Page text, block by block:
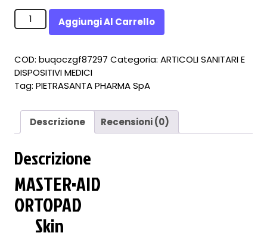
originale
era:
attuale
è:
Cerotto
Oculare
Ortottica
Ortopad
Skin
Regular
Pezzi
quantità
Aggiungi Al Carrello
COD: buqoczgf87297 Categoria: ARTICOLI SANITARI E
DISPOSITIVI MEDICI
Tag: PIETRASANTA PHARMA SpA
Descrizione Recensioni (0)
Descrizione
MASTER•AID
ORTOPAD
Skin